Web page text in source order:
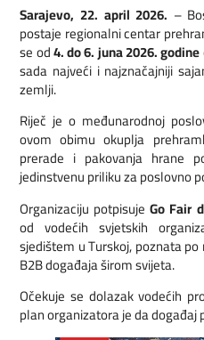
Sarajevo, 22. april 2026. –
postaje regionalni centar
se od4. do 6. juna 2026. godine
sada najveći i najznačajniji
zemlji.
Riječ je o međunarodnoj
ovom obimu okuplja
prerade i pakovanja hrane
jedinstvenu priliku za poslovno
Organizaciju potpisujeGo Fair
od vodećih svjetskih
sjedištem u Turskoj, poznata
B2B događaja širom svijeta.
Očekuje se dolazak vodećih
plan organizatora je da